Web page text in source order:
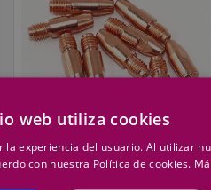
GENÉRICO
web utiliza cookies
la experiencia del usuario. Al utilizar
con nuestra Política de cookies.